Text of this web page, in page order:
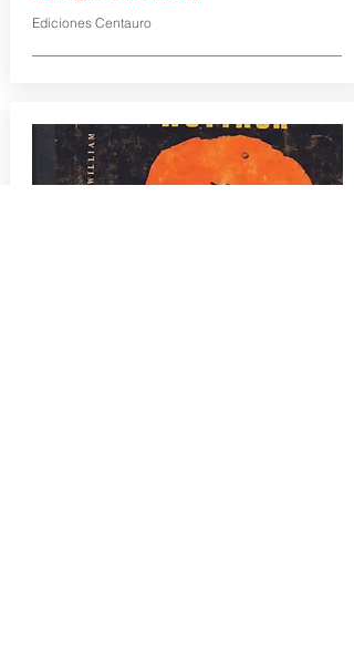
Ediciones Centauro